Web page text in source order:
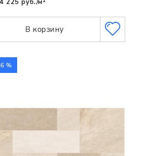
4 225 руб./м²
В корзину
%